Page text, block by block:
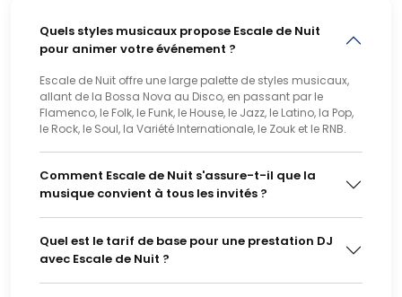
Quels styles musicaux propose Escale de Nuit
pour animer votre événement ?
Escale de Nuit offre une large palette de styles musicaux,
allant de la Bossa Nova au Disco, en passant par le
Flamenco, le Folk, le Funk, le House, le Jazz, le Latino, la Pop,
le Rock, le Soul, la Variété Internationale, le Zouk et le RNB.
Comment Escale de Nuit s'assure-t-il que la
musique convient à tous les invités ?
Quel est le tarif de base pour une prestation DJ
avec Escale de Nuit ?